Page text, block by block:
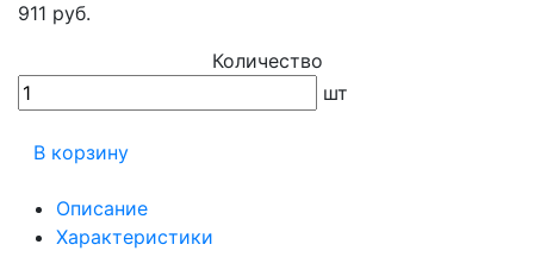
911 руб.
Количество
шт
В корзину
Описание
Характеристики